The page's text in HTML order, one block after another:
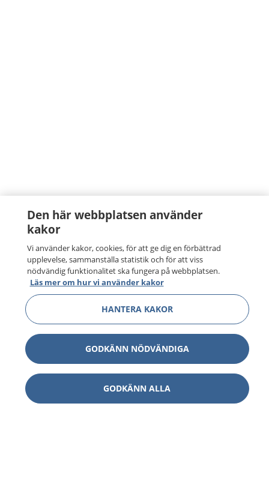
1177–tryggt om din hälsa och vård
På 1177.se får du råd om hälsa och information om
sjukdomar och vilka mottagningar du kan kontakta.
Logga in för att läsa din journal och göra dina
vårdärenden. Ring telefonnummer 1177 för
sjukvårdsrådgivning dygnet runt.
1177 ger dig råd när du vill må bättre.
Den här webbplatsen använder
kakor
Vi använder kakor, cookies, för att ge dig en förbättrad
upplevelse, sammanställa statistik och för att viss
nödvändig funktionalitet ska fungera på webbplatsen.
Läs mer om hur vi använder kakor
HANTERA KAKOR
GODKÄNN NÖDVÄNDIGA
GODKÄNN ALLA